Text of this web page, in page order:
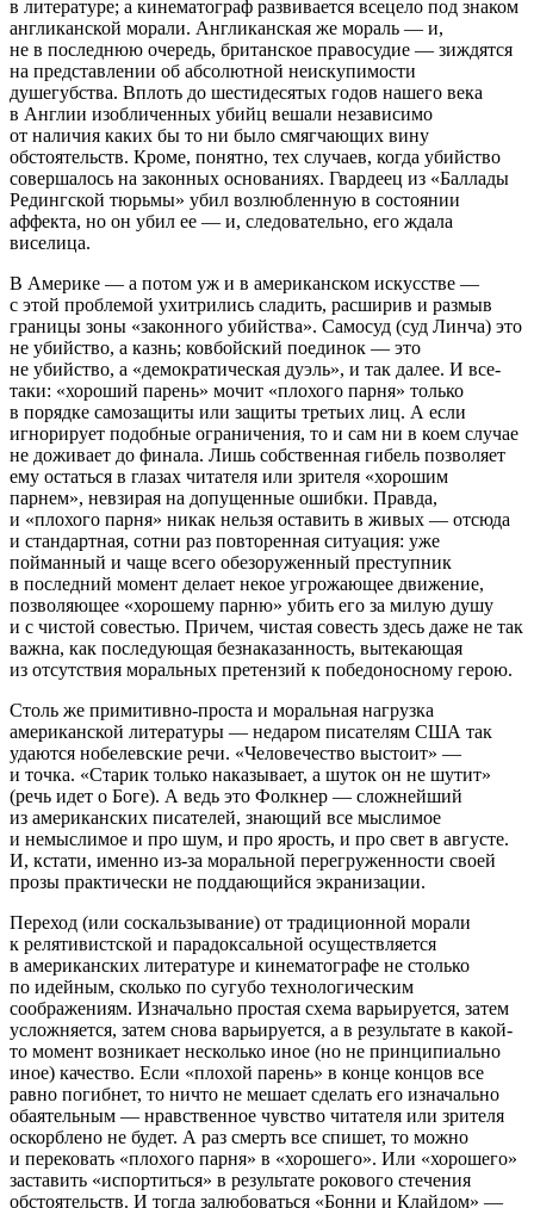
в литературе; а кинематограф развивается всецело под знаком
англиканской морали. Англиканская же мораль — и,
не в последнюю очередь, британское правосудие — зиждятся
на представлении об абсолютной неискупимости
душегубства. Вплоть до шестидесятых годов нашего века
в Англии изобличенных убийц вешали независимо
от наличия каких бы то ни было смягчающих вину
обстоятельств. Кроме, понятно, тех случаев, когда убийство
совершалось на законных основаниях. Гвардеец из «Баллады
Редингской тюрьмы» убил возлюбленную в состоянии
аффекта, но он убил ее — и, следовательно, его ждала
виселица.
В Америке — а потом уж и в американском искусстве —
с этой проблемой ухитрились сладить, расширив и размыв
границы зоны «законного убийства». Самосуд (суд Линча) это
не убийство, а казнь; ковбойский поединок — это
не убийство, а «демократическая дуэль», и так далее. И все-
таки: «хороший парень» мочит «плохого парня» только
в порядке самозащиты или защиты третьих лиц. А если
игнорирует подобные ограничения, то и сам ни в коем случае
не доживает до финала. Лишь собственная гибель позволяет
ему остаться в глазах читателя или зрителя «хорошим
парнем», невзирая на допущенные ошибки. Правда,
и «плохого парня» никак нельзя оставить в живых — отсюда
и стандартная, сотни раз повторенная ситуация: уже
пойманный и чаще всего обезоруженный преступник
в последний момент делает некое угрожающее движение,
позволяющее «хорошему парню» убить его за милую душу
и с чистой совестью. Причем, чистая совесть здесь даже не так
важна, как последующая безнаказанность, вытекающая
из отсутствия моральных претензий к победоносному герою.
Столь же примитивно-проста и моральная нагрузка
американской литературы — недаром писателям США так
удаются нобелевские речи. «Человечество выстоит» —
и точка. «Старик только наказывает, а шуток он не шутит»
(речь идет о Боге). А ведь это Фолкнер — сложнейший
из американских писателей, знающий все мыслимое
и немыслимое и про шум, и про ярость, и про свет в августе.
И, кстати, именно из-за моральной перегруженности своей
прозы практически не поддающийся экранизации.
Переход (или соскальзывание) от традиционной морали
к релятивистской и парадоксальной осуществляется
в американских литературе и кинематографе не столько
по идейным, сколько по сугубо технологическим
соображениям. Изначально простая схема варьируется, затем
усложняется, затем снова варьируется, а в результате в какой-
то момент возникает несколько иное (но не принципиально
иное) качество. Если «плохой парень» в конце концов все
равно погибнет, то ничто не мешает сделать его изначально
обаятельным — нравственное чувство читателя или зрителя
оскорблено не будет. А раз смерть все спишет, то можно
и перековать «плохого парня» в «хорошего». Или «хорошего»
заставить «испортиться» в результате рокового стечения
обстоятельств. И тогда залюбоваться «Бонни и Клайдом» —